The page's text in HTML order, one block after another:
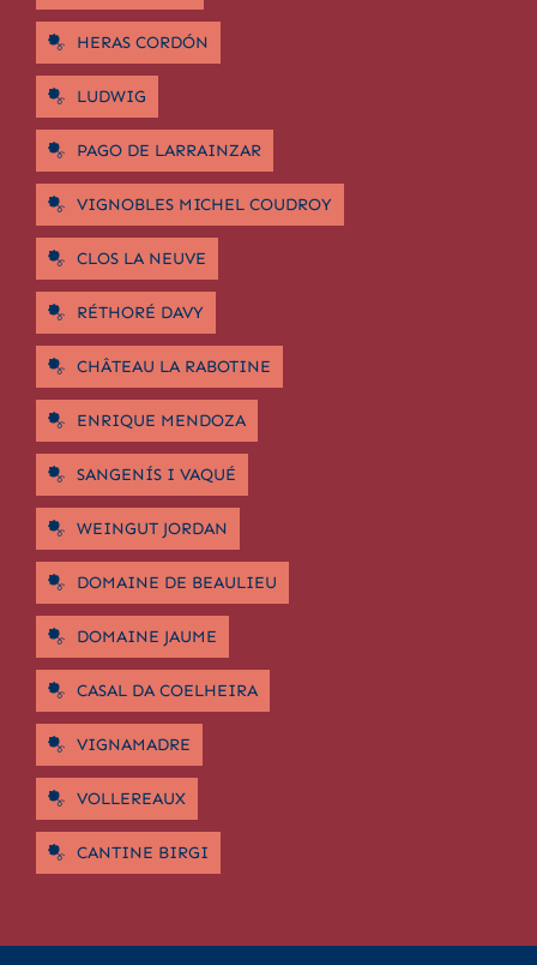
HERAS CORDÓN
LUDWIG
PAGO DE LARRAINZAR
VIGNOBLES MICHEL COUDROY
CLOS LA NEUVE
RÉTHORÉ DAVY
CHÂTEAU LA RABOTINE
ENRIQUE MENDOZA
SANGENÍS I VAQUÉ
WEINGUT JORDAN
DOMAINE DE BEAULIEU
DOMAINE JAUME
CASAL DA COELHEIRA
VIGNAMADRE
VOLLEREAUX
CANTINE BIRGI